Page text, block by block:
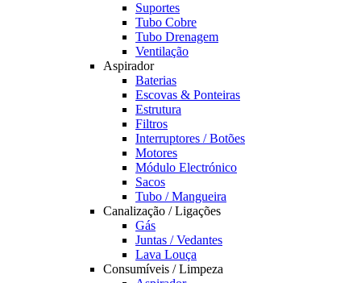
Suportes
Tubo Cobre
Tubo Drenagem
Ventilação
Aspirador
Baterias
Escovas & Ponteiras
Estrutura
Filtros
Interruptores / Botões
Motores
Módulo Electrónico
Sacos
Tubo / Mangueira
Canalização / Ligações
Gás
Juntas / Vedantes
Lava Louça
Consumíveis / Limpeza